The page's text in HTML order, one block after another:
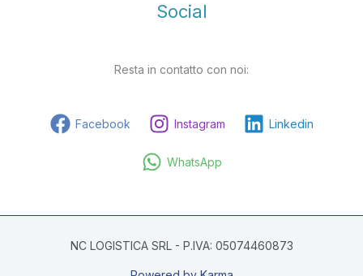
Social
Resta in contatto con noi:
Facebook Instagram Linkedin
WhatsApp
NC LOGISTICA SRL - P.IVA: 05074460873